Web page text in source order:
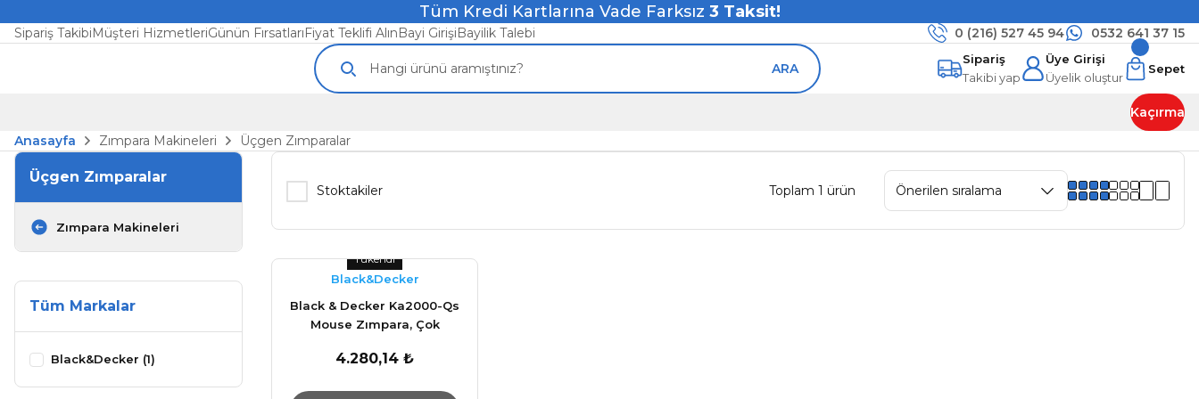
Tüm Kredi Kartlarına Vade Farksız 3 Taksit!
Sipariş TakibiMüşteri HizmetleriGünün FırsatlarıFiyat Teklifi AlınBayi GirişiBayilik Talebi 0 (216) 527 45 94 0532 641 37 15
ARA
Sipariş
Takibi yap
Üye Girişi
Üyelik oluştur
Sepet
Kaçırma
Anasayfa
Zımpara Makineleri Üçgen Zımparalar
Üçgen Zımparalar
Zımpara Makineleri
Tüm Markalar
Black&Decker (1)
Stoktakiler Toplam 1 ürün
Tükendi
Black&Decker
Black & Decker Ka2000-Qs
Mouse Zımpara, Çok
4.280,14 ₺